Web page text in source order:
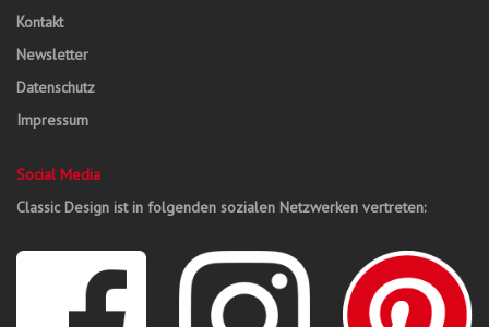
Kontakt
Newsletter
Datenschutz
Impressum
Social Media
Classic Design ist in folgenden sozialen Netzwerken vertreten: